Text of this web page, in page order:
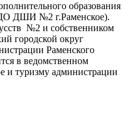
образования
ДШИ №2 г.Раменское).
№2 и собственником
городской округ
Раменского
в ведомственном
и туризму администрации